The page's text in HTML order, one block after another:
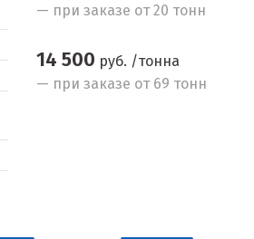
— при заказе от 20 тонн
14 500 руб. /тонна
— при заказе от 69 тонн